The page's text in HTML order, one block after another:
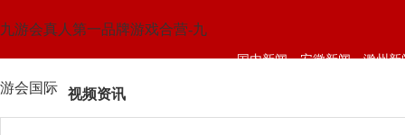
九游会真人第一品牌游戏合营-九
游会国际
国内新闻 安徽新闻 滁州新
视频资讯